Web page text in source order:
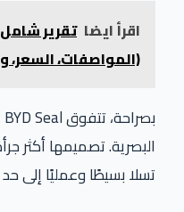
اقرأ ايضا
(المواصفات، السعر،
البصرية. تصميمها أكثر
تسلا بسيطًا وعمليًا إلى حد